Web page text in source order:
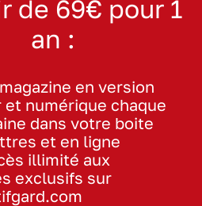
de 69€ pour 1
an :
en version
et numérique chaque
dans votre boite
et en ligne
illimité aux
exclusifs sur